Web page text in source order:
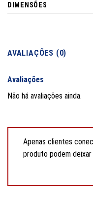
DIMENSÕES
AVALIAÇÕES (0)
Avaliações
Não há avaliações ainda.
Apenas clientes
produto podem deixar